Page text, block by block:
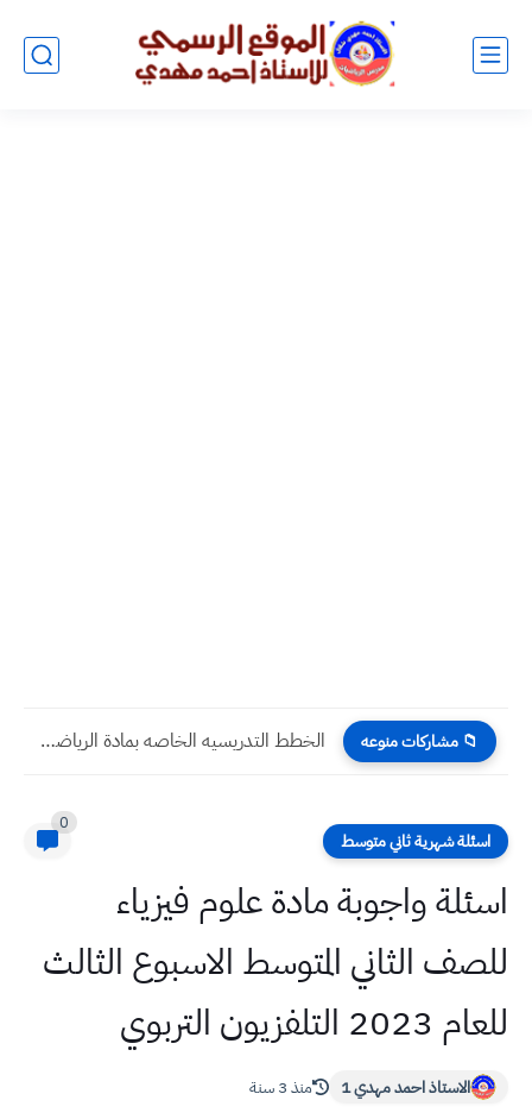
📁 مشاركات منوعه الخطة السنويه لمادة الرياضيات الصف الثالث ابتدائي للعام الدراسي 2022...
اسئلة شهرية ثاني متوسط
0
اسئلة واجوبة مادة علوم فيزياء
للصف الثاني المتوسط الاسبوع الثالث
للعام 2023 التلفزيون التربوي
الاستاذ احمد مهدي 1 منذ 3 سنة